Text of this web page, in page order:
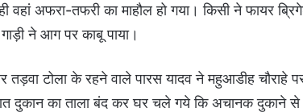
वहां अफरा-तफरी का माहौल हो गया। किसी ने फायर
ने आग पर काबू पाया।
तड़वा टोला के रहने वाले पारस यादव ने महुआडीह चौराहे
दुकान का ताला बंद कर घर चले गये कि अचानक